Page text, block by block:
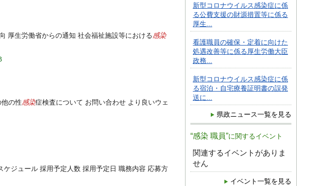
新型コロナウイルス感染症に係
る公費支援の財源措置等に係る
厚生...
看護職員の確保・定着に向けた
処遇改善等に係る厚生労働大臣
政務...
新型コロナウイルス感染症に係
る宿泊・自宅療養証明書の誤発
送に...
県政ニュース一覧を見る
“感染 職員”に関するイベント
関連するイベントがありま
せん
イベント一覧を見る
厚生労働省からの通知 社会福祉施設等における 感染
の性感染症検査について お問い合わせ より良いウェ
ケジュール 採用予定人数 採用予定日 職務内容 応募方